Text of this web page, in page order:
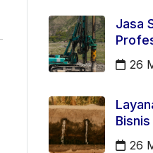
Jasa
26
26